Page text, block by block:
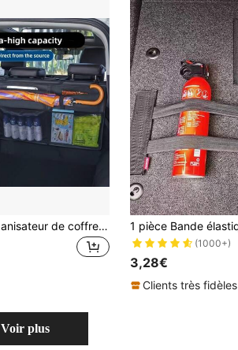
1 pièce Organisateur de coffre de voiture Sac de rangement Sac en maille Organisateur de sac Sac de rangement pour coffre SUV MPV Sac de rangement pour siège arrière Porte-parapluie Porte-raquette
(1000+)
3,28€
Clients très fidèles
Voir plus